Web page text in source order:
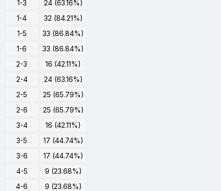
1-3
24 (63.16%)
1-4
32 (84.21%)
1-5
33 (86.84%)
1-6
33 (86.84%)
2-3
16 (42.11%)
2-4
24 (63.16%)
2-5
25 (65.79%)
2-6
25 (65.79%)
3-4
16 (42.11%)
3-5
17 (44.74%)
3-6
17 (44.74%)
4-5
9 (23.68%)
4-6
9 (23.68%)